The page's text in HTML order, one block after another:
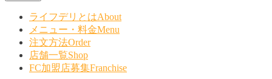
ライフデリとはAbout
メニュー・料金Menu
注文方法Order
店舗一覧Shop
FC加盟店募集Franchise